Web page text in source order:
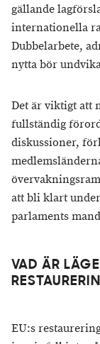
gällande
internationella
Dubbelarbete,
nytta bör
Det är viktigt att
fullständig
diskussioner,
att bli klart
parlaments
VAD ÄR
EU:s